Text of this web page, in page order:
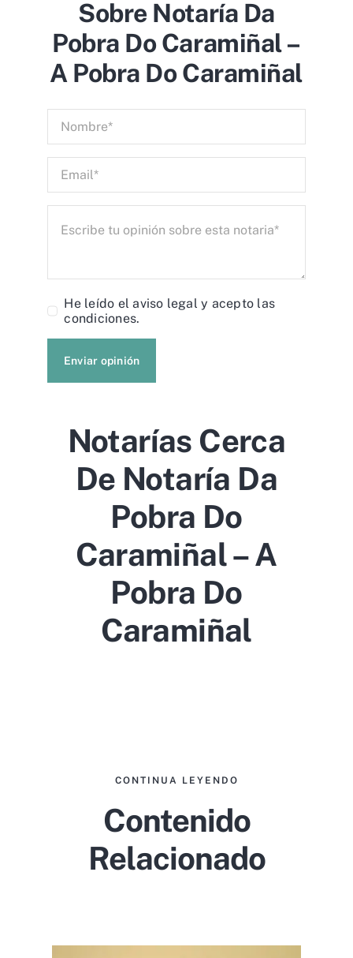
Sobre Notaría Da
Pobra Do Caramiñal –
A Pobra Do Caramiñal
He leído elaviso legal y acepto las
condiciones.
Enviar opinión
Notarías Cerca
De Notaría Da
Pobra Do
Caramiñal – A
Pobra Do
Caramiñal
CONTINUA LEYENDO
Contenido
Relacionado